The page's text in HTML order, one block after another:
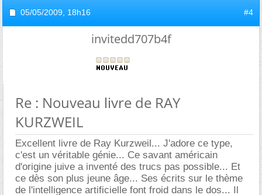
05/05/2009, 18h16 #4
invitedd707b4f
Re : Nouveau livre de RAY
KURZWEIL
Excellent livre de Ray Kurzweil... J'adore ce type,
c'est un véritable génie... Ce savant américain
d'origine juive a inventé des trucs pas possible... Et
ce dès son plus jeune âge... Ses écrits sur le thème
de l'intelligence artificielle font froid dans le dos... Il